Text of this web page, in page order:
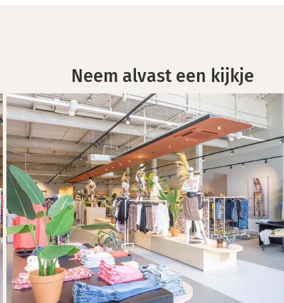
Neem alvast een kijkje